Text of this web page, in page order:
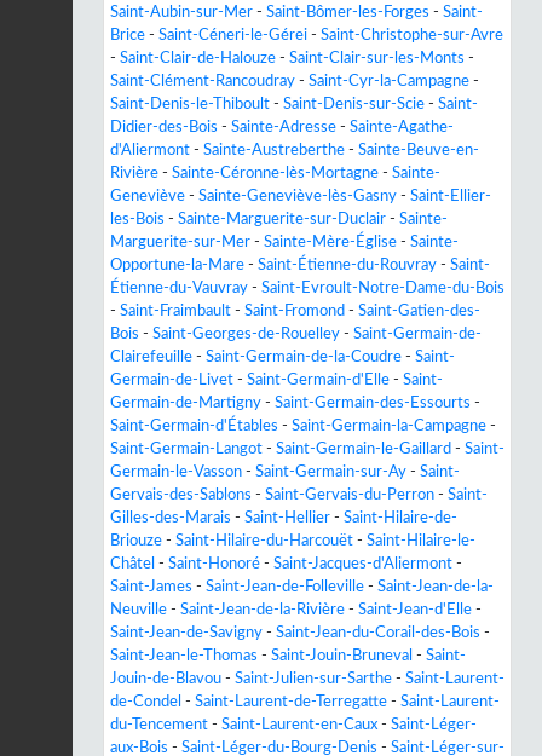
Saint-Aubin-sur-Mer - Saint-Bômer-les-Forges - Saint-
Brice - Saint-Céneri-le-Gérei - Saint-Christophe-sur-Avre
- Saint-Clair-de-Halouze - Saint-Clair-sur-les-Monts -
Saint-Clément-Rancoudray - Saint-Cyr-la-Campagne -
Saint-Denis-le-Thiboult - Saint-Denis-sur-Scie - Saint-
Didier-des-Bois - Sainte-Adresse - Sainte-Agathe-
d'Aliermont - Sainte-Austreberthe - Sainte-Beuve-en-
Rivière - Sainte-Céronne-lès-Mortagne - Sainte-
Geneviève - Sainte-Geneviève-lès-Gasny - Saint-Ellier-
les-Bois - Sainte-Marguerite-sur-Duclair - Sainte-
Marguerite-sur-Mer - Sainte-Mère-Église - Sainte-
Opportune-la-Mare - Saint-Étienne-du-Rouvray - Saint-
Étienne-du-Vauvray - Saint-Evroult-Notre-Dame-du-Bois
- Saint-Fraimbault - Saint-Fromond - Saint-Gatien-des-
Bois - Saint-Georges-de-Rouelley - Saint-Germain-de-
Clairefeuille - Saint-Germain-de-la-Coudre - Saint-
Germain-de-Livet - Saint-Germain-d'Elle - Saint-
Germain-de-Martigny - Saint-Germain-des-Essourts -
Saint-Germain-d'Étables - Saint-Germain-la-Campagne -
Saint-Germain-Langot - Saint-Germain-le-Gaillard - Saint-
Germain-le-Vasson - Saint-Germain-sur-Ay - Saint-
Gervais-des-Sablons - Saint-Gervais-du-Perron - Saint-
Gilles-des-Marais - Saint-Hellier - Saint-Hilaire-de-
Briouze - Saint-Hilaire-du-Harcouët - Saint-Hilaire-le-
Châtel - Saint-Honoré - Saint-Jacques-d'Aliermont -
Saint-James - Saint-Jean-de-Folleville - Saint-Jean-de-la-
Neuville - Saint-Jean-de-la-Rivière - Saint-Jean-d'Elle -
Saint-Jean-de-Savigny - Saint-Jean-du-Corail-des-Bois -
Saint-Jean-le-Thomas - Saint-Jouin-Bruneval - Saint-
Jouin-de-Blavou - Saint-Julien-sur-Sarthe - Saint-Laurent-
de-Condel - Saint-Laurent-de-Terregatte - Saint-Laurent-
du-Tencement - Saint-Laurent-en-Caux - Saint-Léger-
aux-Bois - Saint-Léger-du-Bourg-Denis - Saint-Léger-sur-